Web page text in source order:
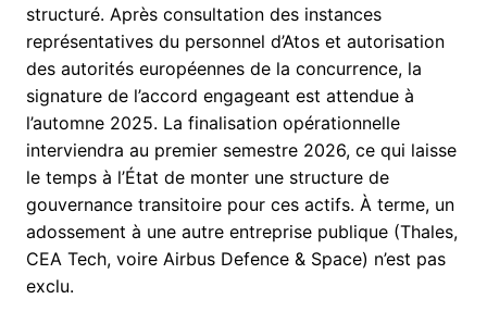
structuré. Après consultation des instances
représentatives du personnel d’Atos et autorisation
des autorités européennes de la concurrence, la
signature de l’accord engageant est attendue à
l’automne 2025. La finalisation opérationnelle
interviendra au premier semestre 2026, ce qui laisse
le temps à l’État de monter une structure de
gouvernance transitoire pour ces actifs. À terme, un
adossement à une autre entreprise publique (Thales,
CEA Tech, voire Airbus Defence & Space) n’est pas
exclu.